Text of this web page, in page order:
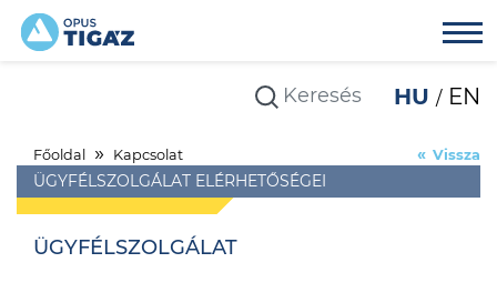
HU EN
Főoldal Kapcsolat
ÜGYFÉLSZOLGÁLAT ELÉRHETŐSÉGEI
Vissza
ÜGYFÉLSZOLGÁLAT